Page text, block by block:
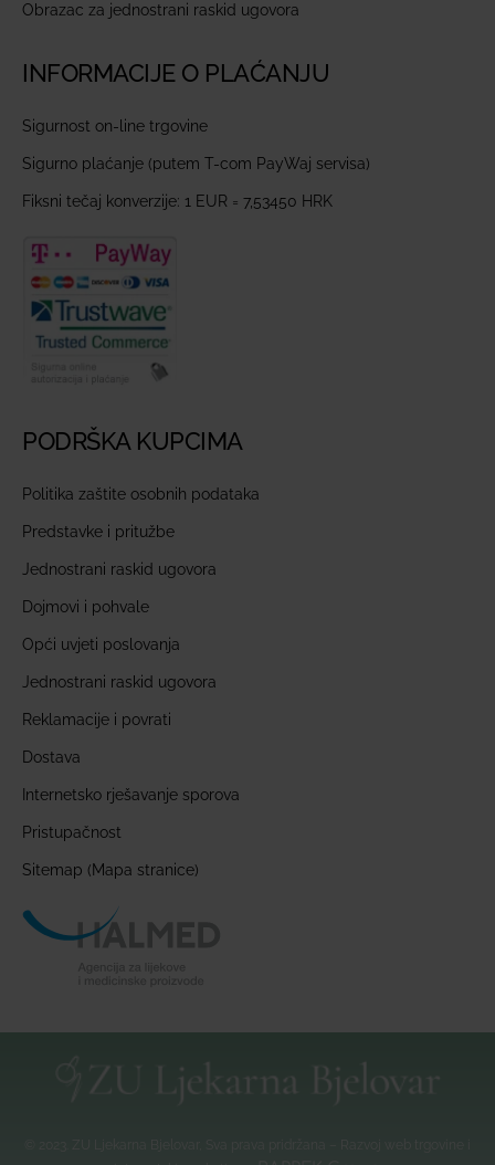
Obrazac za jednostrani raskid ugovora
INFORMACIJE O PLAĆANJU
Sigurnost on-line trgovine
Sigurno plaćanje (putem T-com PayWaj servisa)
Fiksni tečaj konverzije: 1 EUR = 7,53450 HRK
PODRŠKA KUPCIMA
Politika zaštite osobnih podataka
Predstavke i pritužbe
Jednostrani raskid ugovora
Dojmovi i pohvale
Opći uvjeti poslovanja
Jednostrani raskid ugovora
Reklamacije i povrati
Dostava
Internetsko rješavanje sporova
Pristupačnost
Sitemap (Mapa stranice)